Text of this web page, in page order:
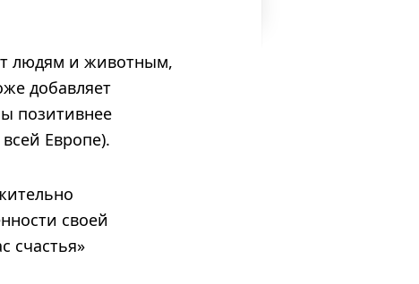
людям и животным,
добавляет
позитивнее
Европе).
своей
счастья»